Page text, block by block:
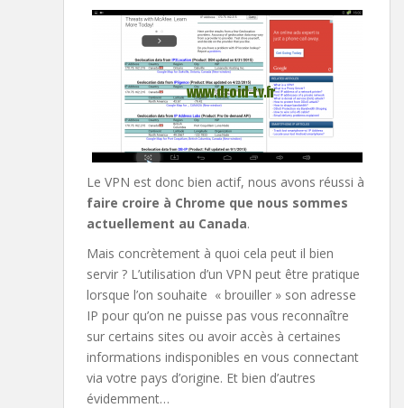
Le VPN est donc bien actif, nous avons réussi à
faire croire à Chrome que nous sommes
actuellement au Canada.
Mais concrètement à quoi cela peut il bien
servir ? L’utilisation d’un VPN peut être pratique
lorsque l’on souhaite « brouiller » son adresse
IP pour qu’on ne puisse pas vous reconnaître
sur certains sites ou avoir accès à certaines
informations indisponibles en vous connectant
via votre pays d’origine. Et bien d’autres
évidemment…